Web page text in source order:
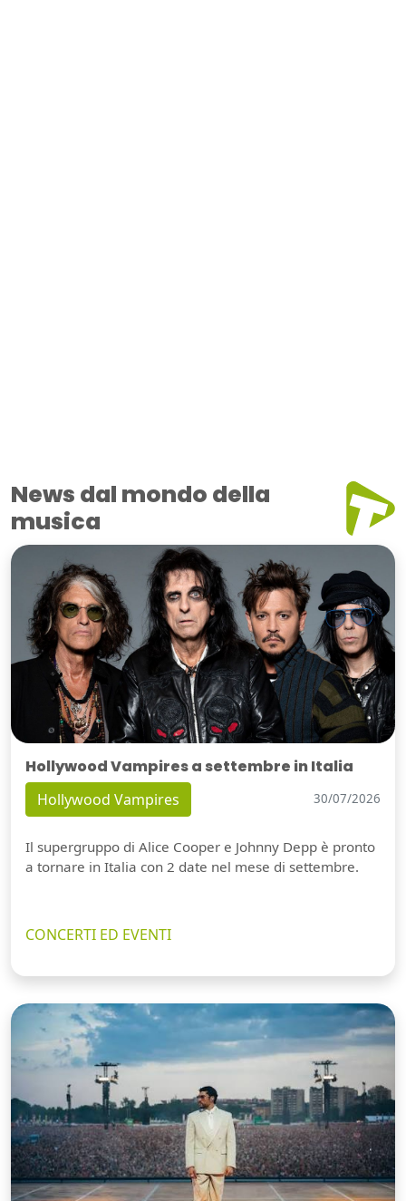
News dal mondo della
musica
Hollywood Vampires a settembre in Italia
Hollywood Vampires 30/07/2026
Il supergruppo di Alice Cooper e Johnny Depp è pronto
a tornare in Italia con 2 date nel mese di settembre.
CONCERTI ED EVENTI